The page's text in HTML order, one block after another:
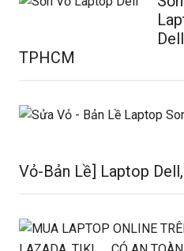
TPHCM
Vỏ-Bản Lề] Laptop